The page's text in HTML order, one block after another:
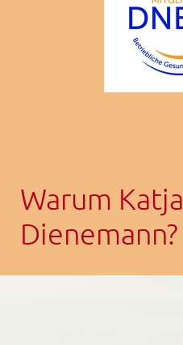
Warum Katja
Dienemann?